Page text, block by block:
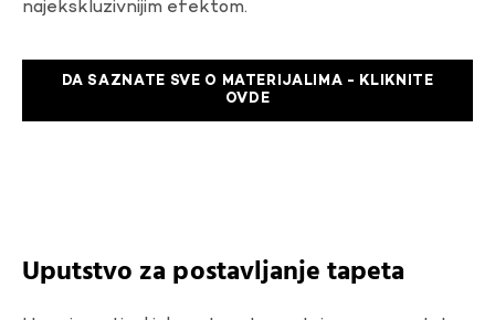
najekskluzivnijim efektom.
DA SAZNATE SVE O MATERIJALIMA - KLIKNITE
OVDE
Uputstvo za postavljanje tapeta